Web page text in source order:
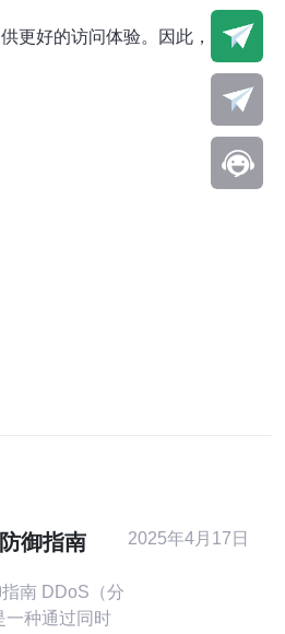
更好的访问体验。因此，如果您
御指南
（分
一种通过同时
2025年4月17日